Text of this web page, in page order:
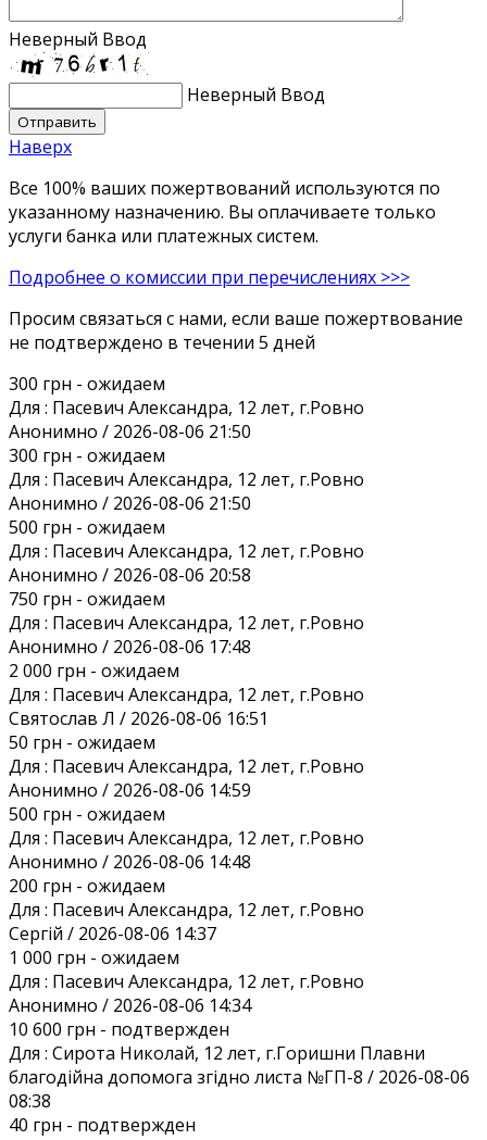
Неверный Ввод
Неверный Ввод
Наверх
Все 100% ваших пожертвований используются по
указанному назначению. Вы оплачиваете только
услуги банка или платежных систем.
Подробнее о комиссии при перечислениях >>>
Просим связаться с нами, если ваше пожертвование
не подтверждено в течении 5 дней
300 грн - ожидаем
Для : Пасевич Александра, 12 лет, г.Ровно
Анонимно / 2026-08-06 21:50
300 грн - ожидаем
Для : Пасевич Александра, 12 лет, г.Ровно
Анонимно / 2026-08-06 21:50
500 грн - ожидаем
Для : Пасевич Александра, 12 лет, г.Ровно
Анонимно / 2026-08-06 20:58
750 грн - ожидаем
Для : Пасевич Александра, 12 лет, г.Ровно
Анонимно / 2026-08-06 17:48
2 000 грн - ожидаем
Для : Пасевич Александра, 12 лет, г.Ровно
Святослав Л / 2026-08-06 16:51
50 грн - ожидаем
Для : Пасевич Александра, 12 лет, г.Ровно
Анонимно / 2026-08-06 14:59
500 грн - ожидаем
Для : Пасевич Александра, 12 лет, г.Ровно
Анонимно / 2026-08-06 14:48
200 грн - ожидаем
Для : Пасевич Александра, 12 лет, г.Ровно
Сергій / 2026-08-06 14:37
1 000 грн - ожидаем
Для : Пасевич Александра, 12 лет, г.Ровно
Анонимно / 2026-08-06 14:34
10 600 грн - подтвержден
Для : Сирота Николай, 12 лет, г.Горишни Плавни
благодійна допомога згідно листа №ГП-8 / 2026-08-06
08:38
40 грн - подтвержден